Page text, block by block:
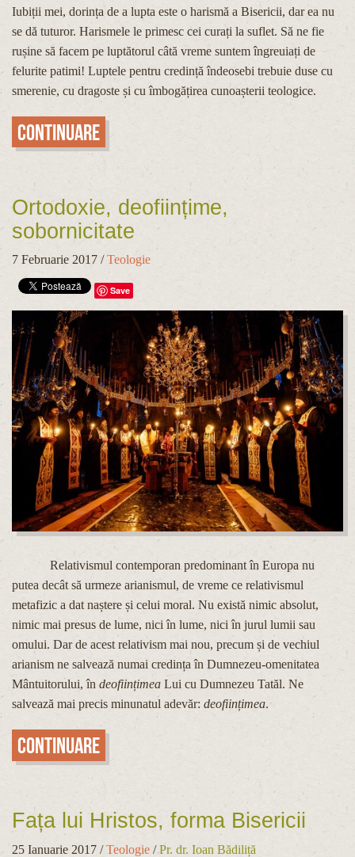
Iubiții mei, dorința de a lupta este o harismă a Bisericii, dar ea nu
se dă tuturor. Harismele le primesc cei curați la suflet. Să ne fie
rușine să facem pe luptătorul câtă vreme suntem îngreuiați de
felurite patimi! Luptele pentru credință îndeosebi trebuie duse cu
smerenie, cu dragoste și cu îmbogățirea cunoașterii teologice.
Continuare
Ortodoxie, deoființime,
sobornicitate
7 Februarie 2017 /Teologie
Save
Relativismul contemporan predominant în Europa nu
putea decât să urmeze arianismul, de vreme ce relativismul
metafizic a dat naștere și celui moral. Nu există nimic absolut,
nimic mai presus de lume, nici în lume, nici în jurul lumii sau
omului. Dar de acest relativism mai nou, precum și de vechiul
arianism ne salvează numai credința în Dumnezeu-omenitatea
Mântuitorului, în deoființimea Lui cu Dumnezeu Tatăl. Ne
salvează mai precis minunatul adevăr: deoființimea.
Continuare
Fața lui Hristos, forma Bisericii
25 Ianuarie 2017 /Teologie /Pr. dr. Ioan Bădiliță